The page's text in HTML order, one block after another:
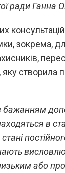
ради Ганна
зокрема,
створила
бажанням
в
стані
або